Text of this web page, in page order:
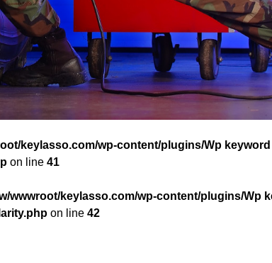
keylasso.com/wp-content/plugins/Wp keyword
on line 41
wwwroot/keylasso.com/wp-content/plugins/Wp
on line 42